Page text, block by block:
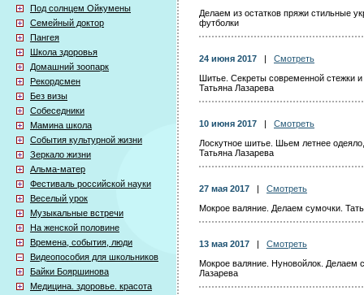
Под солнцем Ойкумены
Семейный доктор
Пангея
Школа здоровья
Домашний зоопарк
Рекордсмен
Без визы
Собеседники
Мамина школа
События культурной жизни
Зеркало жизни
Альма-матер
Фестиваль российской науки
Веселый урок
Музыкальные встречи
На женской половине
Времена, события, люди
Видеопособия для школьников
Байки Бояршинова
Медицина. здоровье. красота
Делаем из остатков пряжи стильные
футболки
24 июня 2017
Смотреть
Шитье. Секреты современной
Татьяна Лазарева
10 июня 2017
Смотреть
Лоскутное шитье. Шьем летнее
Татьяна Лазарева
27 мая 2017
Смотреть
Мокрое валяние. Делаем сумочки.
13 мая 2017
Смотреть
Мокрое валяние. Нуновойлок. Делаем
Лазарева